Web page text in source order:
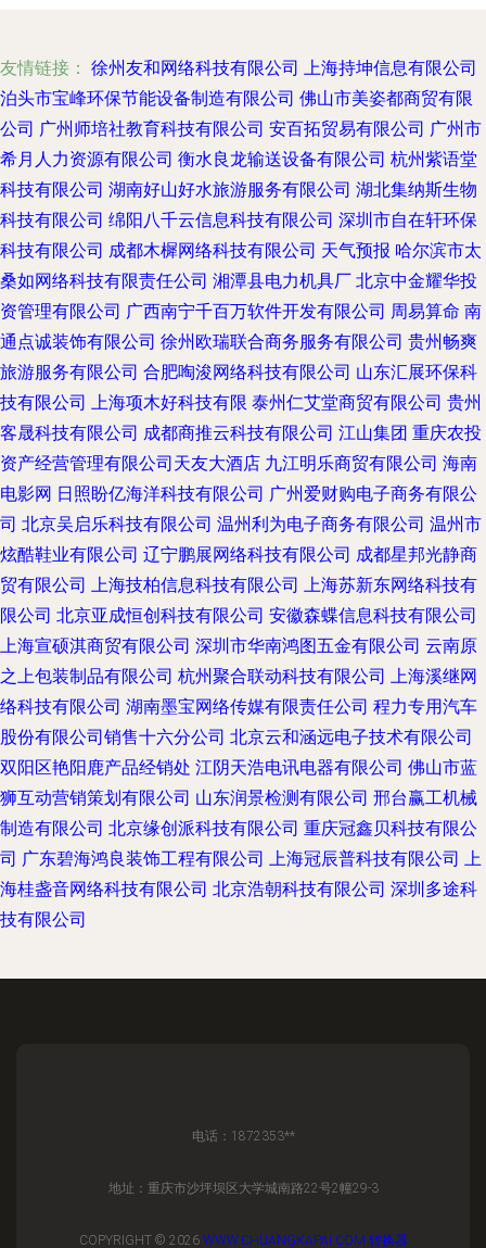
友情链接： 徐州友和网络科技有限公司 上海持坤信息有限公司
泊头市宝峰环保节能设备制造有限公司 佛山市美姿都商贸有限
公司 广州师培社教育科技有限公司 安百拓贸易有限公司 广州市
希月人力资源有限公司 衡水良龙输送设备有限公司 杭州紫语堂
科技有限公司 湖南好山好水旅游服务有限公司 湖北集纳斯生物
科技有限公司 绵阳八千云信息科技有限公司 深圳市自在轩环保
科技有限公司 成都木樨网络科技有限公司 天气预报 哈尔滨市太
桑如网络科技有限责任公司 湘潭县电力机具厂 北京中金耀华投
资管理有限公司 广西南宁千百万软件开发有限公司 周易算命 南
通点诚装饰有限公司 徐州欧瑞联合商务服务有限公司 贵州畅爽
旅游服务有限公司 合肥啕浚网络科技有限公司 山东汇展环保科
技有限公司 上海项木好科技有限 泰州仁艾堂商贸有限公司 贵州
客晟科技有限公司 成都商推云科技有限公司 江山集团 重庆农投
资产经营管理有限公司天友大酒店 九江明乐商贸有限公司 海南
电影网 日照盼亿海洋科技有限公司 广州爱财购电子商务有限公
司 北京吴启乐科技有限公司 温州利为电子商务有限公司 温州市
炫酷鞋业有限公司 辽宁鹏展网络科技有限公司 成都星邦光静商
贸有限公司 上海技柏信息科技有限公司 上海苏新东网络科技有
限公司 北京亚成恒创科技有限公司 安徽森蝶信息科技有限公司
上海宣硕淇商贸有限公司 深圳市华南鸿图五金有限公司 云南原
之上包装制品有限公司 杭州聚合联动科技有限公司 上海溪继网
络科技有限公司 湖南墨宝网络传媒有限责任公司 程力专用汽车
股份有限公司销售十六分公司 北京云和涵远电子技术有限公司
双阳区艳阳鹿产品经销处 江阴天浩电讯电器有限公司 佛山市蓝
狮互动营销策划有限公司 山东润景检测有限公司 邢台赢工机械
制造有限公司 北京缘创派科技有限公司 重庆冠鑫贝科技有限公
司 广东碧海鸿良装饰工程有限公司 上海冠辰普科技有限公司 上
海桂盏音网络科技有限公司 北京浩朝科技有限公司 深圳多途科
技有限公司
电话：1872353**
地址：重庆市沙坪坝区大学城南路22号2幢29-3
COPYRIGHT © 2026 WWW.CHUANGKAPAI.COM 转换器